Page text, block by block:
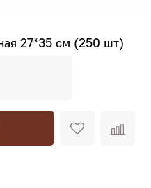
27*35 см (250 шт)